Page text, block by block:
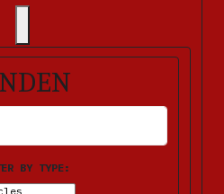
FELDER AUS.
BY TYPE: